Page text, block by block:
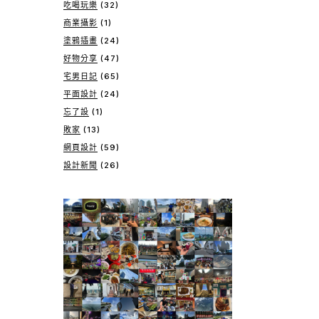
吃喝玩樂 (32)
商業攝影 (1)
塗鴉插畫 (24)
好物分享 (47)
宅男日記 (65)
平面設計 (24)
忘了設 (1)
敗家 (13)
網頁設計 (59)
設計新聞 (26)